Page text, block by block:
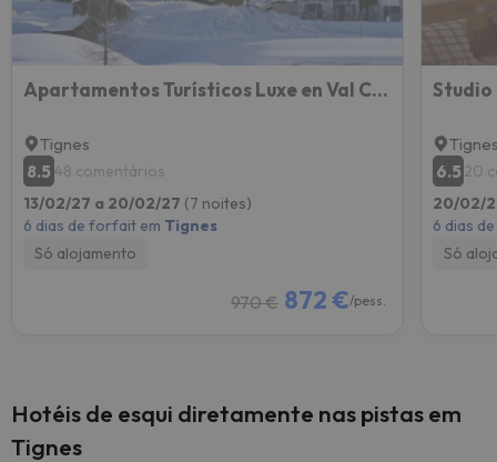
Apartamentos Turísticos Luxe en Val Claret
Tignes
8.5 48 comentários
13/02/27 a 20/02/27 (7 noites)
6 dias de forfait em Tignes
Só alojamento
970 € 872 €/pess.
Studio
6.5 20
20/02/
6 dias
Só
Hotéis de esqui diretamente nas pistas em
Tignes